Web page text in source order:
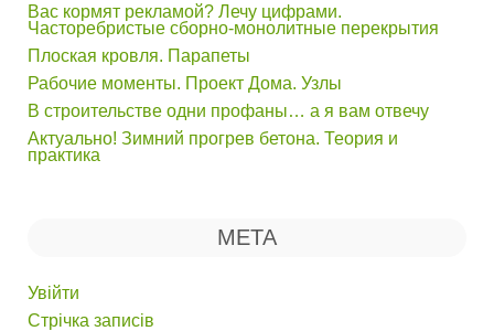
Вас кормят рекламой? Лечу цифрами.
Часторебристые сборно-монолитные перекрытия
Плоская кровля. Парапеты
Рабочие моменты. Проект Дома. Узлы
В строительстве одни профаны… а я вам отвечу
Актуально! Зимний прогрев бетона. Теория и
практика
МЕТА
Увійти
Стрічка записів